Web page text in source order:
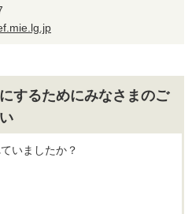
するためにみなさまのご
いましたか？